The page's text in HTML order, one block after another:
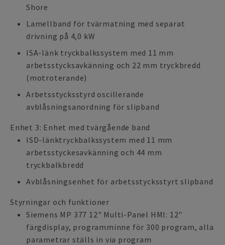
Shore
Lamellband för tvärmatning med separat
drivning på 4,0 kW
ISA-länk tryckbalkssystem med 11 mm
arbetsstycksavkänning och 22 mm tryckbredd
(motroterande)
Arbetsstycksstyrd oscillerande
avblåsningsanordning för slipband
Enhet 3: Enhet med tvärgående band
ISD-länktryckbalkssystem med 11 mm
arbetsstyckesavkänning och 44 mm
tryckbalkbredd
Avblåsningsenhet för arbetsstycksstyrt slipband
Styrningar och funktioner
Siemens MP 377 12" Multi-Panel HMI: 12"
färgdisplay, programminne för 300 program, alla
parametrar ställs in via program